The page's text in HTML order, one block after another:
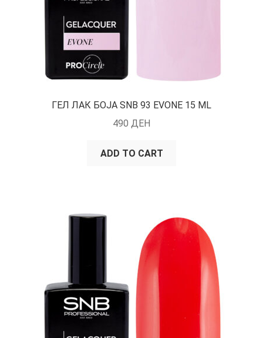
ГЕЛ ЛАК БОЈА SNB 93 EVONE 15 ML
490 ДЕН
ADD TO CART